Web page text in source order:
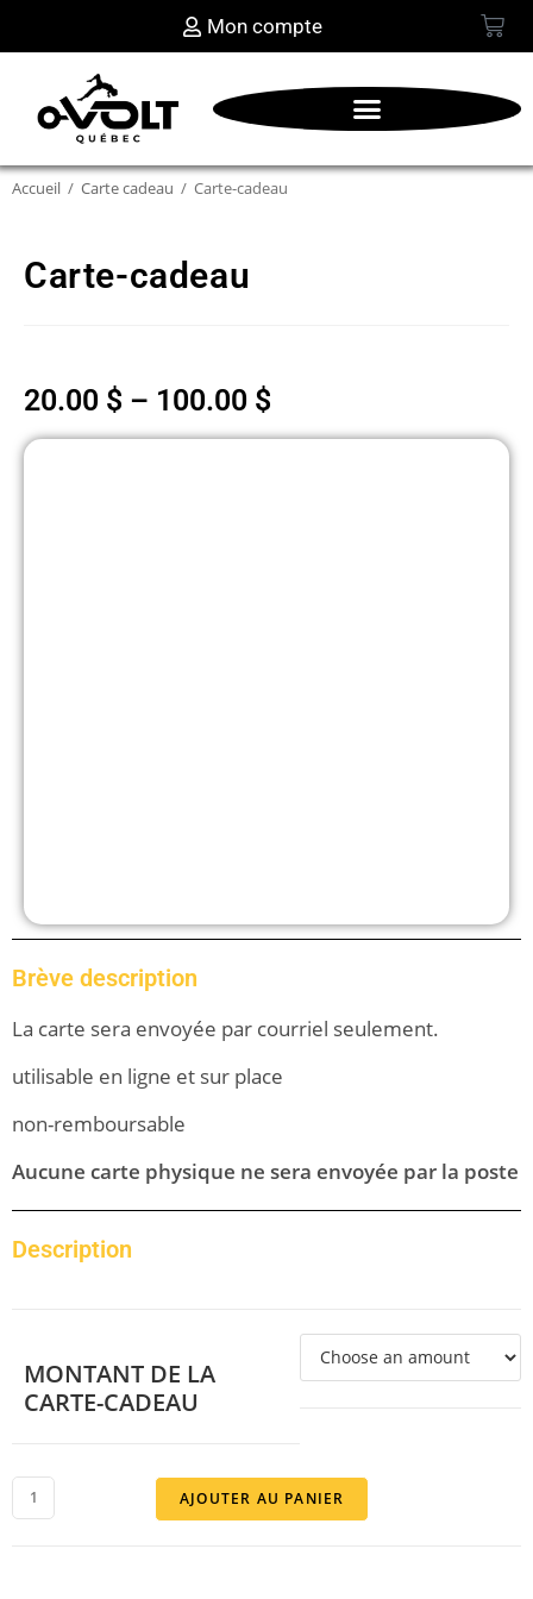
Mon compte
Accueil / Carte cadeau / Carte-cadeau
Carte-cadeau
20.00 $ – 100.00 $
Brève description
La carte sera envoyée par courriel seulement.
utilisable en ligne et sur place
non-remboursable
Aucune carte physique ne sera envoyée par la poste
Description
MONTANT DE LA
CARTE-CADEAU
AJOUTER AU PANIER